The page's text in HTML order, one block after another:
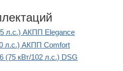
л.с.) АКПП Elegance
л.с.) АКПП Comfort
(75 кВт/102 л.с.) DSG